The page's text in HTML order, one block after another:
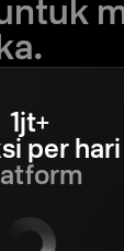
1jt+
per hari